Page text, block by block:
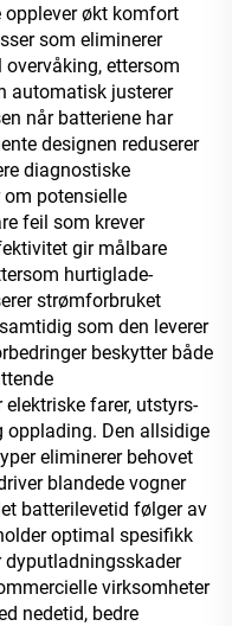
opplever økt komfort
som eliminerer
ettersom
automatisk justerer
når batteriene har
designen reduserer
diagnostiske
potensielle
feil som krever
gir målbare
hurtiglade-
strømforbruket
som den leverer
beskytter både
farer, utstyrs-
Den allsidige
eliminerer behovet
blandede vogner
batterilevetid følger av
optimal spesifikk
virksomheter
nedetid, bedre